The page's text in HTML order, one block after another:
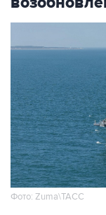
Фото: Zuma\ТАСС